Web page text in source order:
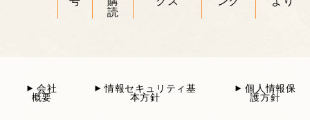
読
会社
概要
情報セキュリティ基
本方針
個人情報保
護方針